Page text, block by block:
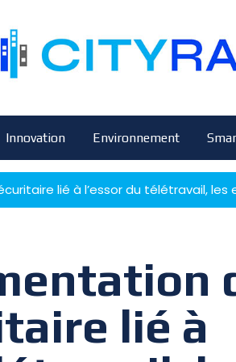
Innovation Environnement
lié à l’essor du télétravail,
lié à